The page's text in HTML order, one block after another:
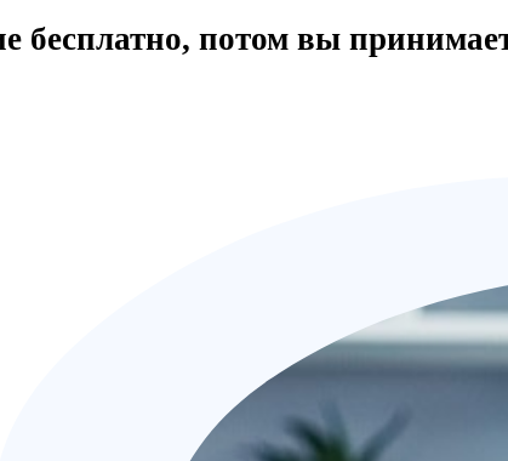
бесплатно, потом вы